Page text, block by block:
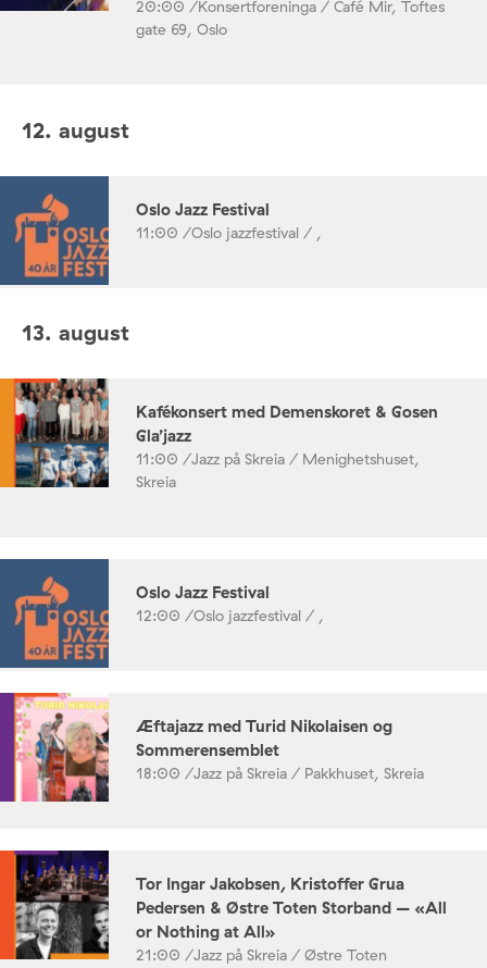
20:00 /Konsertforeninga / Café Mir, Toftes
gate 69, Oslo
12. august
Oslo Jazz Festival
11:00 /Oslo jazzfestival / ,
13. august
Kafékonsert med Demenskoret & Gosen
Gla’jazz
11:00 /Jazz på Skreia / Menighetshuset,
Skreia
Oslo Jazz Festival
12:00 /Oslo jazzfestival / ,
Æftajazz med Turid Nikolaisen og
Sommerensemblet
18:00 /Jazz på Skreia / Pakkhuset, Skreia
Tor Ingar Jakobsen, Kristoffer Grua
Pedersen & Østre Toten Storband – «All
or Nothing at All»
21:00 /Jazz på Skreia / Østre Toten